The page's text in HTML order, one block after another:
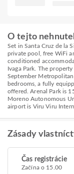
O tejto
Set in Santa Cruz de la
private pool, free WiFi
conditioned
Ivaga Park. The
September
bedrooms, a fully
offered. Arenal Park is
Moreno Autonomous
airport is Viru Viru
Zásady
Čas registrácie
Začína o 15.00